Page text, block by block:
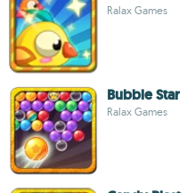
Ralax Games
Bubble Star
Ralax Games